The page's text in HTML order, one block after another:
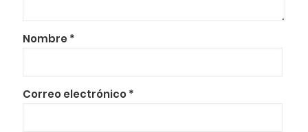
Nombre *
Correo electrónico*